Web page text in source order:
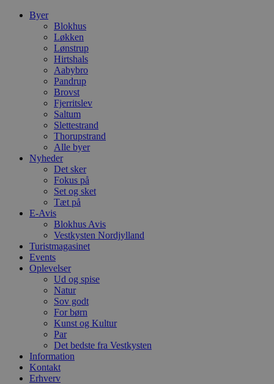
Byer
Blokhus
Løkken
Lønstrup
Hirtshals
Aabybro
Pandrup
Brovst
Fjerritslev
Saltum
Slettestrand
Thorupstrand
Alle byer
Nyheder
Det sker
Fokus på
Set og sket
Tæt på
E-Avis
Blokhus Avis
Vestkysten Nordjylland
Turistmagasinet
Events
Oplevelser
Ud og spise
Natur
Sov godt
For børn
Kunst og Kultur
Par
Det bedste fra Vestkysten
Information
Kontakt
Erhverv